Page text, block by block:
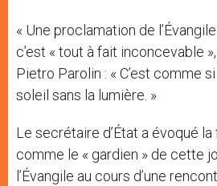
« Une proclamation de
c’est « tout à fait inconcevable
Pietro Parolin : « C’est comme
soleil sans la lumière. »
Le secrétaire d’État a évoqué
comme le « gardien » de cette
l’Évangile au cours d’une